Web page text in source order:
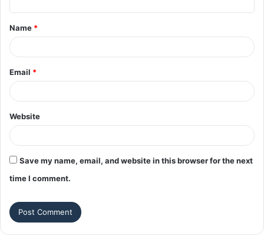
t
*
Name *
Email *
Website
Save my name, email, and website in this browser for the next
time I comment.